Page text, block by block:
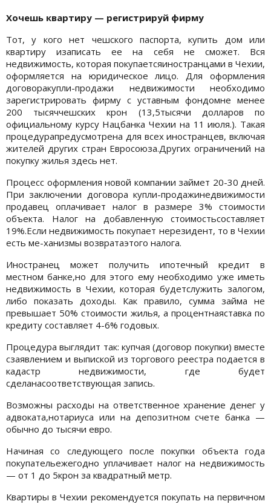
Хочешь квартиру — регистрируй фирму
Тот, у кого нет чешского паспорта, купить дом или
квартиру изаписать ее на себя не сможет. Вся
недвижимость, которая покупаетсяиностранцами в Чехии,
оформляется на юридическое лицо. Для оформления
договоракупли-продажи недвижимости необходимо
зарегистрировать фирму с уставным фондомне менее
200 тысяччешских крон (13,5тысячи долларов по
официальному курсу Нацбанка Чехии на 11 июля.). Такая
процедурапредусмотрена для всех иностранцев, включая
жителей других стран Евросоюза.Других ограничений на
покупку жилья здесь нет.
Процесс оформления новой компании займет 20-30 дней.
При заключении договора купли-продажинедвижимости
продавец оплачивает налог в размере 3% стоимости
объекта. Налог на добавленную стоимостьсоставляет
19%.Если недвижимость покупает нерезидент, то в Чехии
есть ме-ханизмы возвратаэтого налога.
Иностранец может получить ипотечный кредит в
местном банке,но для этого ему необходимо уже иметь
недвижимость в Чехии, которая будетслужить залогом,
либо показать доходы. Как правило, сумма займа не
превышает 50% стоимости жилья, а процентнаяставка по
кредиту составляет 4-6% годовых.
Процедура выглядит так: купчая (договор покупки) вместе
сзаявлением и выпиской из торгового реестра подается в
кадастр недвижимости, где будет
сделанасоответствующая запись.
Возможны расходы на ответственное хранение денег у
адвоката,нотариуса или на депозитном счете банка —
обычно до тысячи евро.
Начиная со следующего после покупки объекта года
покупательежегодно уплачивает налог на недвижимость
— от 1 до 5крон за квадратный метр.
Квартиры в Чехии рекомендуется покупать на первичном